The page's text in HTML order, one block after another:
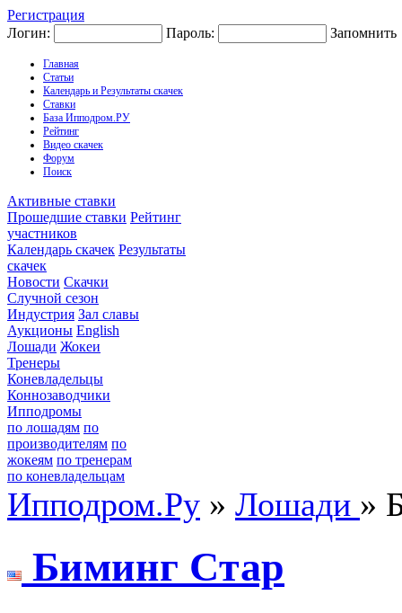
Регистрация
Логин:
Пароль: Запомнить
Главная
Статьи
Календарь и Результаты скачек
Ставки
База Ипподром.РУ
Рейтинг
Видео скачек
Форум
Поиск
Активные ставки
Прошедшие ставки Рейтинг
участников
Календарь скачек Результаты
скачек
Новости Скачки
Случной сезон
Индустрия Зал славы
Аукционы English
Лошади Жокеи
Тренеры
Коневладельцы
Коннозаводчики
Ипподромы
по лошадям по
производителям по
жокеям по тренерам
по коневладельцам
Ипподром.Ру » Лошади »
Биминг Cтар